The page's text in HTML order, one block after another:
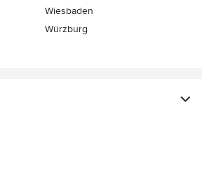
Wiesbaden
Würzburg